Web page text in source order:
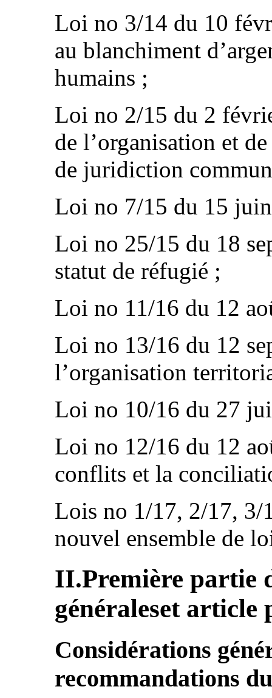
Loi no 3/14 du 10
au blanchiment
humains ;
Loi no 2/15 du 2
de l’organisation et
de juridiction
Loi no 7/15 du 15
Loi no 25/15 du 18
statut de réfugié ;
Loi no 11/16 du 12
Loi no 13/16 du 12
l’organisation
Loi no 10/16 du 27
Loi no 12/16 du 12
conflits et la
Lois no 1/17, 2/17, 3/
nouvel ensemble de
II.Première partie
généraleset article
Considérations
recommandations